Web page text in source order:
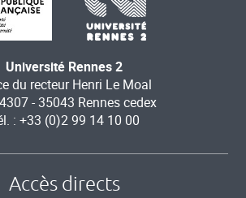
Université Rennes 2
du recteur Henri Le Moal
- 35043 Rennes cedex
: +33 (0)2 99 14 10 00
Accès directs